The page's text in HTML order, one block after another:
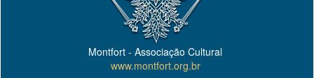
Montfort - Associação Cultural
www.montfort.org.br